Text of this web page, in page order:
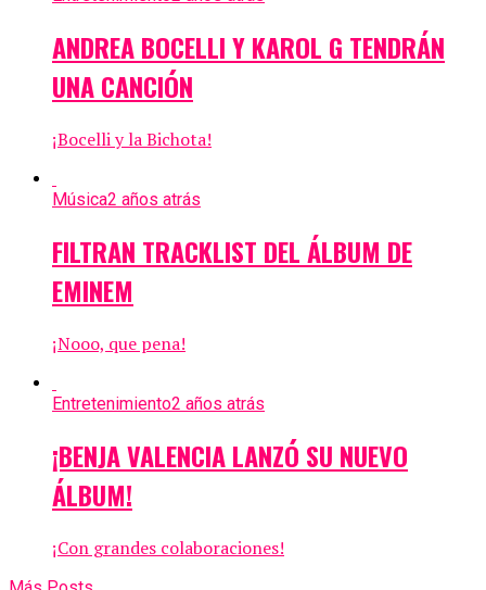
ANDREA BOCELLI Y KAROL G TENDRÁN
UNA CANCIÓN
¡Bocelli y la Bichota!
Música2 años atrás
FILTRAN TRACKLIST DEL ÁLBUM DE
EMINEM
¡Nooo, que pena!
Entretenimiento2 años atrás
¡BENJA VALENCIA LANZÓ SU NUEVO
ÁLBUM!
¡Con grandes colaboraciones!